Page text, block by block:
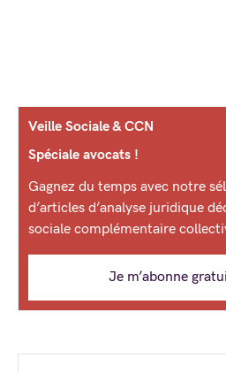
Veille Sociale & CCN
Spéciale avocats !
Gagnez du temps avec notre
d’articles d’analyse juridique
sociale complémentaire
Je m’abonne